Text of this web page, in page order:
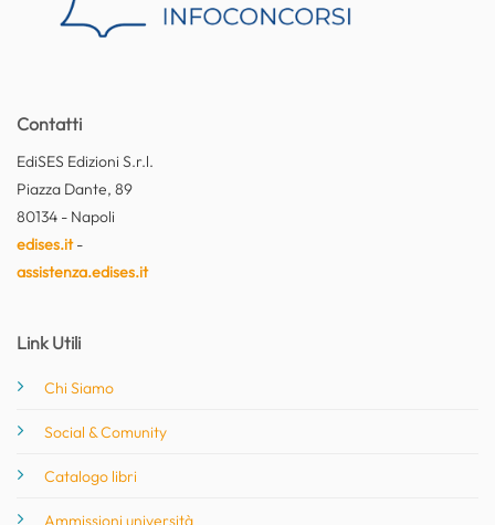
Contatti
EdiSES Edizioni S.r.l.
Piazza Dante, 89
80134 - Napoli
edises.it-
assistenza.edises.it
Link Utili
Chi Siamo
Social & Comunity
Catalogo libri
Ammissioni università